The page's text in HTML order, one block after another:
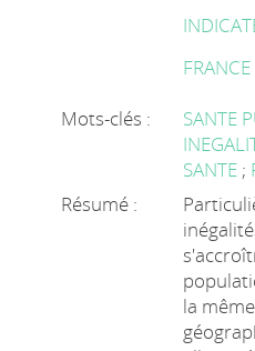
FRANCE
Mots-clés :
SANTE
SANTE ;
Résumé :
la